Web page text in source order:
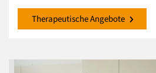
Therapeutische Angebote